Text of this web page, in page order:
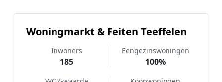
Woningmarkt & Feiten Teeffelen
Inwoners
185
Eengezinswoningen
100%